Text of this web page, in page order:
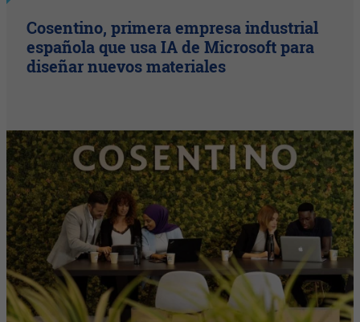
Cosentino, primera empresa industrial
española que usa IA de Microsoft para
diseñar nuevos materiales